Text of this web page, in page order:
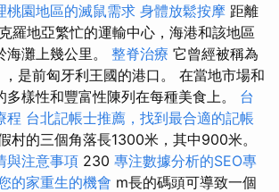
桃園地區的滅鼠需求 身體放鬆按摩 距離
羅地亞繁忙的運輸中心，海港和該地區
灘上幾公里。 整脊治療 它曾經被稱為
是前匈牙利王國的港口。 在當地市場和
多樣性和豐富性陳列在每種美食上。 台
程 台北記帳士推薦，找到最合適的記帳
村的三個角落長1300米，其中900米。
與注意事項 230 專注數據分析的SEO專
的家重生的機會 m長的碼頭可導致一個